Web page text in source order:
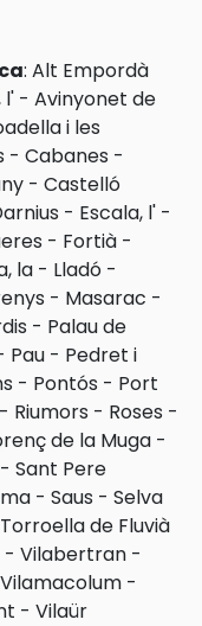
: Alt Empordà
l' - Avinyonet de
i les
- Cabanes -
- Castelló
- Escala, l' -
- Fortià -
la - Lladó -
- Masarac -
- Palau de
Pau - Pedret i
- Pontós - Port
- Riumors - Roses -
de la Muga -
- Sant Pere
- Saus - Selva
Torroella de Fluvià
- Vilabertran -
Vilamacolum -
- Vilaür